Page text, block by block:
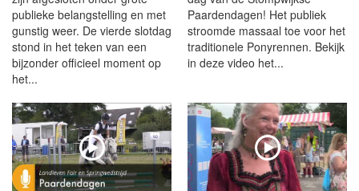
publieke belangstelling en met
gunstig weer. De vierde slotdag
stond in het teken van een
bijzonder officieel moment op
het...
Paardendagen! Het publiek
stroomde massaal toe voor het
traditionele Ponyrennen. Bekijk
in deze video het...